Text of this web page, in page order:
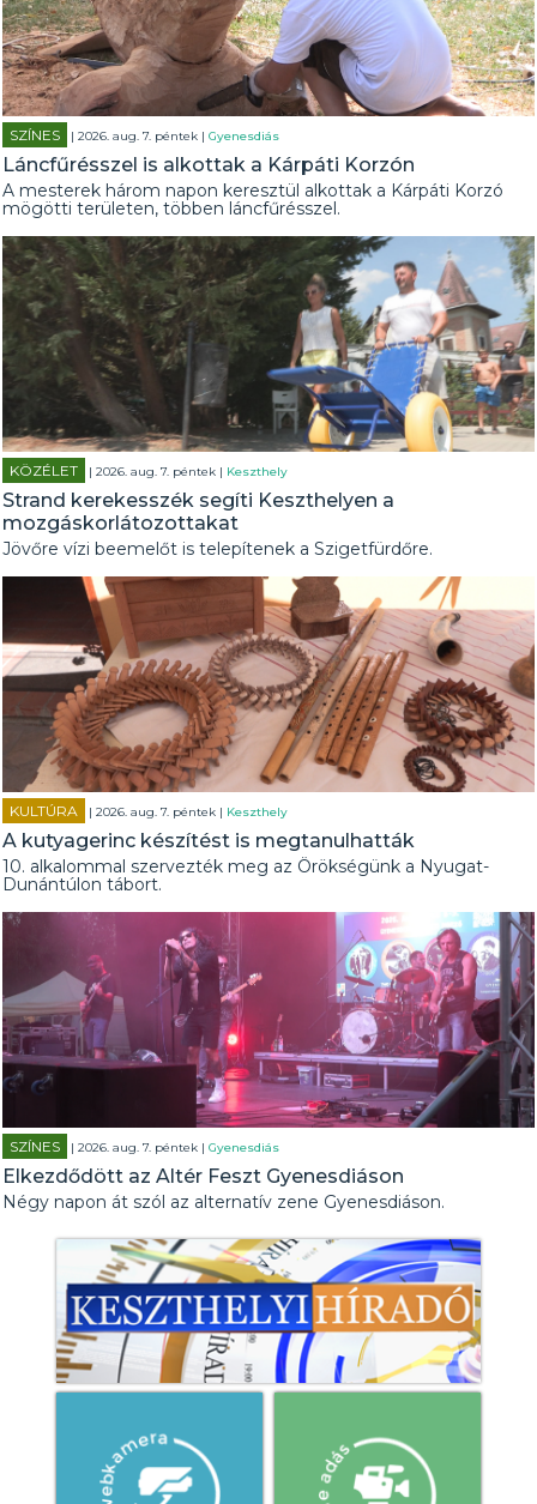
SZÍNES | 2026. aug. 7. péntek |Gyenesdiás
Láncfűrésszel is alkottak a Kárpáti Korzón
A mesterek három napon keresztül alkottak a Kárpáti Korzó
mögötti területen, többen láncfűrésszel.
KÖZÉLET | 2026. aug. 7. péntek | Keszthely
Strand kerekesszék segíti Keszthelyen a
mozgáskorlátozottakat
Jövőre vízi beemelőt is telepítenek a Szigetfürdőre.
KULTÚRA | 2026. aug. 7. péntek | Keszthely
A kutyagerinc készítést is megtanulhatták
10. alkalommal szervezték meg az Örökségünk a Nyugat-
Dunántúlon tábort.
SZÍNES | 2026. aug. 7. péntek |Gyenesdiás
Elkezdődött az Altér Feszt Gyenesdiáson
Négy napon át szól az alternatív zene Gyenesdiáson.